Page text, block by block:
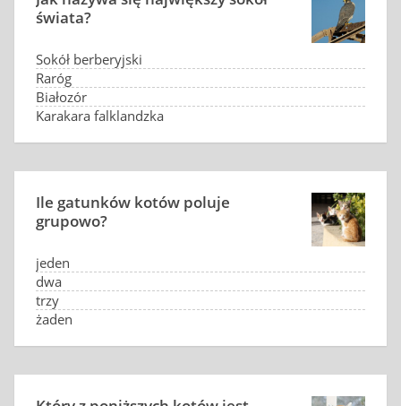
świata?
Sokół berberyjski
Raróg
Białozór
Karakara falklandzka
Ile gatunków kotów poluje
grupowo?
jeden
dwa
trzy
żaden